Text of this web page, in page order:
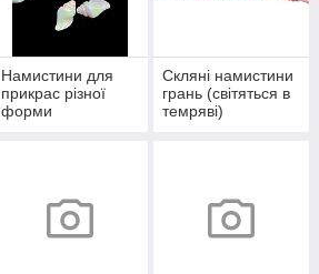
Намистини для
прикрас різної
форми
Скляні намистини
грань (світяться в
темряві)